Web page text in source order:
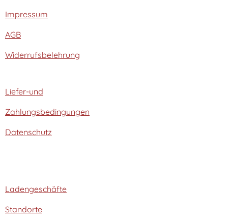
Impressum
AGB
Widerrufsbelehrung
Liefer-und
Zahlungsbedingungen
Datenschutz
Ladengeschäfte
Standorte